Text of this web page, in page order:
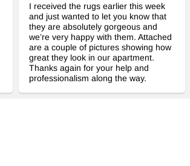
I received the rugs earlier this week
and just wanted to let you know that
they are absolutely gorgeous and
we’re very happy with them. Attached
are a couple of pictures showing how
great they look in our apartment.
Thanks again for your help and
professionalism along the way.